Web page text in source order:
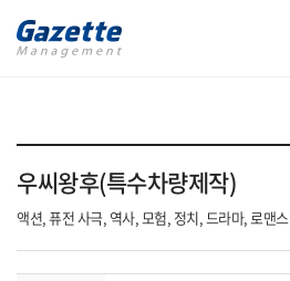
우씨왕후(특수차량제작)
액션, 퓨전 사극, 역사, 모험, 정치, 드라마, 로맨스